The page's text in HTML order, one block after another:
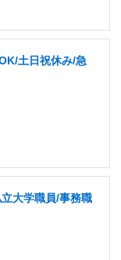
土日祝休み/急
大学職員/事務職